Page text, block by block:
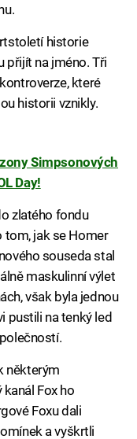
historie
přijít na jméno. Tři
které
historii vznikly.
Simpsonových
Day!
zlatého fondu
tom, jak se Homer
souseda stal
maskulinní výlet
však byla jednou
pustili na tenký led
některým
Fox ho
Foxu dali
a vyškrtli